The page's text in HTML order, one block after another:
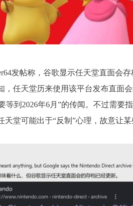
发帖称，谷歌显示任天堂直面
，任天堂历来使用该平台发布直面
等到2026年6月”的传闻。不过需要
堂可能出于“反制”心理，故意让某